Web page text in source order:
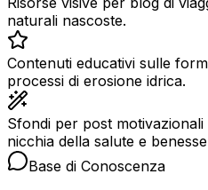
naturali nascoste.
Contenuti educativi sulle
processi di erosione idrica.
Sfondi per post motivazionali
nicchia della salute e
Base di Conoscenza